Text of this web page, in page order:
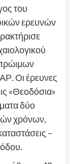
του
ερευνών
Οι έρευνες
«Θεοδόσια»
δύο
χρόνων,
–